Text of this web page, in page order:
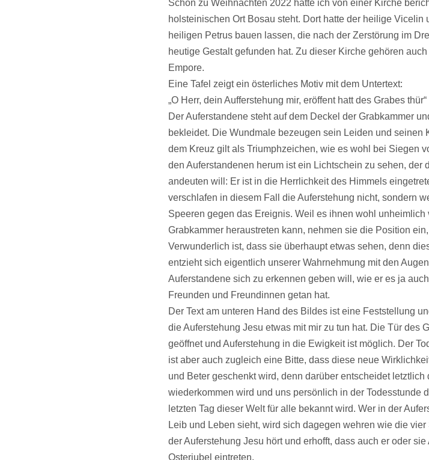
Schon zu Weihnachten 2022 hatte ich von einer Kirche
holsteinischen Ort Bosau steht. Dort hatte der heilige Vicelin
heiligen Petrus bauen lassen, die nach der Zerstörung im
heutige Gestalt gefunden hat. Zu dieser Kirche gehören
Empore.
Eine Tafel zeigt ein österliches Motiv mit dem Untertext:
„O Herr, dein Aufferstehung mir, eröffent hatt des Grabes
Der Auferstandene steht auf dem Deckel der Grabkammer
bekleidet. Die Wundmale bezeugen sein Leiden und seinen
dem Kreuz gilt als Triumphzeichen, wie es wohl bei Siegen
den Auferstandenen herum ist ein Lichtschein zu sehen, der
andeuten will: Er ist in die Herrlichkeit des Himmels
verschlafen in diesem Fall die Auferstehung nicht, sondern
Speeren gegen das Ereignis. Weil es ihnen wohl unheimlich
Grabkammer heraustreten kann, nehmen sie die Position
Verwunderlich ist, dass sie überhaupt etwas sehen, denn
entzieht sich eigentlich unserer Wahrnehmung mit den
Auferstandene sich zu erkennen geben will, wie er es ja
Freunden und Freundinnen getan hat.
Der Text am unteren Hand des Bildes ist eine Feststellung
die Auferstehung Jesu etwas mit mir zu tun hat. Die Tür des
geöffnet und Auferstehung in die Ewigkeit ist möglich. Der
ist aber auch zugleich eine Bitte, dass diese neue
und Beter geschenkt wird, denn darüber entscheidet
wiederkommen wird und uns persönlich in der Todesstunde
letzten Tag dieser Welt für alle bekannt wird. Wer in der
Leib und Leben sieht, wird sich dagegen wehren wie die
der Auferstehung Jesu hört und erhofft, dass auch er oder
Osterjubel eintreten.